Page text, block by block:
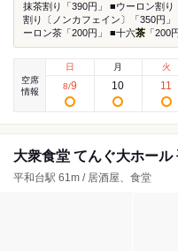
抹茶割り「390円」 ■ウーロン割
割り〔ノンカフェイン〕「350円
ーロン茶「200円」 ■十六茶 「200
空席
情報
日
8/9
月
10
火
11
大衆食堂 てんぐ大ホール
平和台駅 61m / 居酒屋、食堂